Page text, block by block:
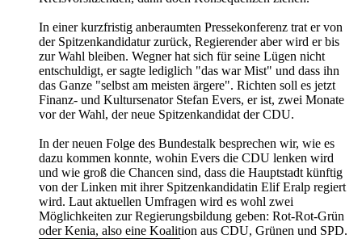
In einer kurzfristig anberaumten Pressekonferenz trat er von
der Spitzenkandidatur zurück, Regierender aber wird er bis
zur Wahl bleiben. Wegner hat sich für seine Lügen nicht
entschuldigt, er sagte lediglich "das war Mist" und dass ihn
das Ganze "selbst am meisten ärgere". Richten soll es jetzt
Finanz- und Kultursenator Stefan Evers, er ist, zwei Monate
vor der Wahl, der neue Spitzenkandidat der CDU.
In der neuen Folge des Bundestalk besprechen wir, wie es
dazu kommen konnte, wohin Evers die CDU lenken wird
und wie groß die Chancen sind, dass die Hauptstadt künftig
von der Linken mit ihrer Spitzenkandidatin Elif Eralp regiert
wird. Laut aktuellen Umfragen wird es wohl zwei
Möglichkeiten zur Regierungsbildung geben: Rot-Rot-Grün
oder Kenia, also eine Koalition aus CDU, Grünen und SPD.